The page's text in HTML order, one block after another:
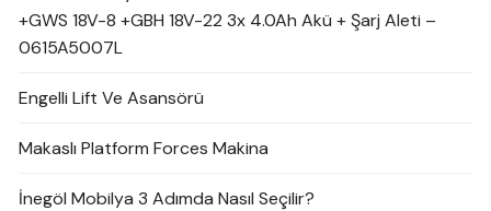
+GWS 18V-8 +GBH 18V-22 3x 4.0Ah Akü + Şarj Aleti –
0615A5007L
Engelli Lift Ve Asansörü
Makaslı Platform Forces Makina
İnegöl Mobilya 3 Adımda Nasıl Seçilir?